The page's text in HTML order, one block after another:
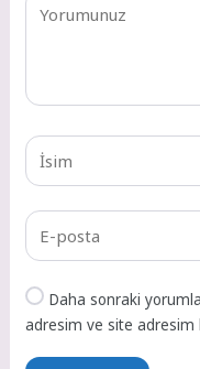
Daha sonraki
adresim ve site adresim